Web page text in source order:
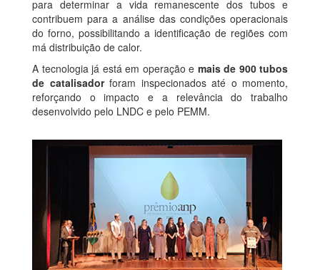
para determinar a vida remanescente dos tubos e
contribuem para a análise das condições operacionais
do forno, possibilitando a identificação de regiões com
má distribuição de calor.
A tecnologia já está em operação e mais de 900 tubos
de catalisadorforam inspecionados até o momento,
reforçando o impacto e a relevância do trabalho
desenvolvido pelo LNDC e pelo PEMM.